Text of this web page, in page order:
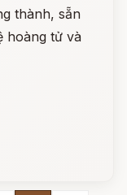
thành, sẵn
hoàng tử và